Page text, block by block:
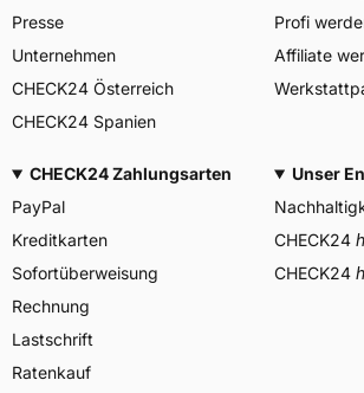
Presse
Unternehmen
CHECK24 Österreich
CHECK24 Spanien
Profi
Affiliate
CHECK24 Zahlungsarten
PayPal
Kreditkarten
Sofortüberweisung
Rechnung
Lastschrift
Ratenkauf
Unser
CHECK24
CHECK24